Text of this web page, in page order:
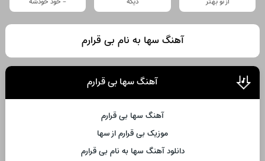
آهنگ سها به نام بی قرارم
آهنگ سها بی قرارم
آهنگ سها بی قرارم
موزیک بی قرارم از سها
دانلود آهنگ سها به نام بی قرارم